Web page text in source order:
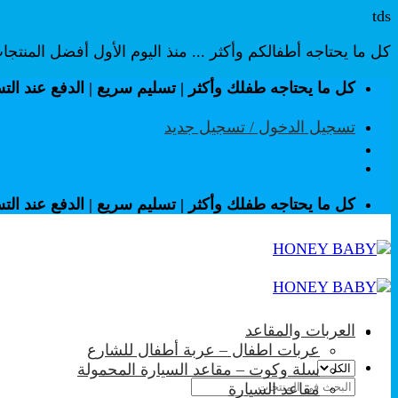
tds
كل ما يحتاجه أطفالكم وأكثر ... منذ اليوم الأول أفضل
تخطيكل ما يحتاجه طفلك وأكثر | تسليم سريع | الدفع عند
تسجيل الدخول / تسجيل جديد
كل ما يحتاجه طفلك وأكثر | تسليم سريع | الدفع عند
البحث
العربات والمقاعد
عربات اطفال – عربة أطفال للشارع
سلة وكوت – مقاعد السيارة المحمولة
مقاعد السيارة